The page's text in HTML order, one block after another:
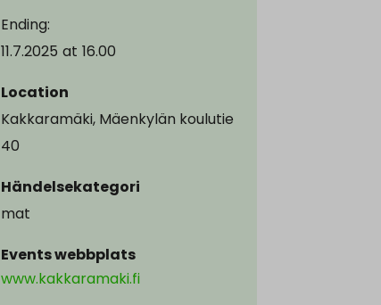
Ending:
11.7.2025 at 16.00
Location
Kakkaramäki, Mäenkylän koulutie
40
Händelsekategori
mat
Events webbplats
www.kakkaramaki.fi